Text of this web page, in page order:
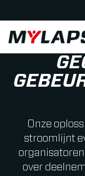
LOGO MYLAPS -
Onze
stroomlijnt
over